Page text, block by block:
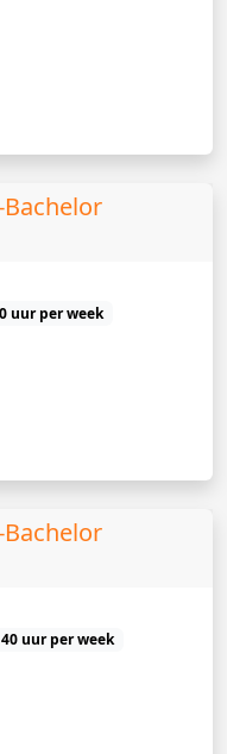
uur per week
uur per week